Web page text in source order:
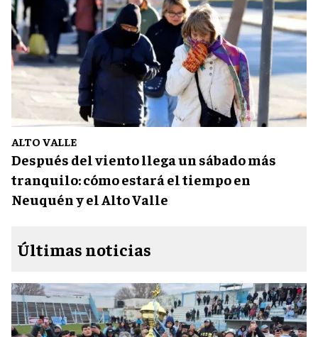
ALTO VALLE
Después del viento llega un sábado más
tranquilo: cómo estará el tiempo en
Neuquén y el Alto Valle
Últimas noticias